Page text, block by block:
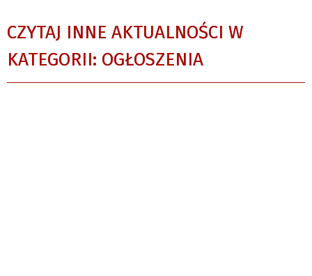
CZYTAJ INNE AKTUALNOŚCI W
KATEGORII: OGŁOSZENIA